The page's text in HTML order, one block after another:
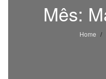
Mês:
Home